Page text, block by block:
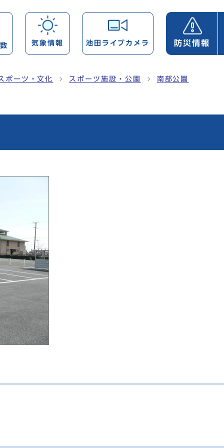
気象情報 池田ライブカメラ 防災情報
ポーツ・文化 スポーツ施設・公園 南部公園